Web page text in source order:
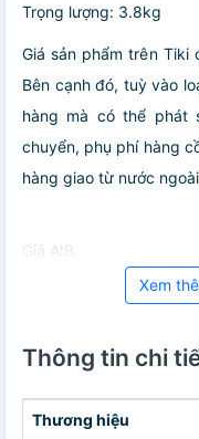
Trọng lượng: 3.8kg
Giá sản phẩm trên Tiki
Bên cạnh đó, tuỳ vào
hàng mà có thể phát
chuyển, phụ phí hàng
hàng giao từ nước
Giá AIB
Xem
Thông tin chi
Thương hiệu